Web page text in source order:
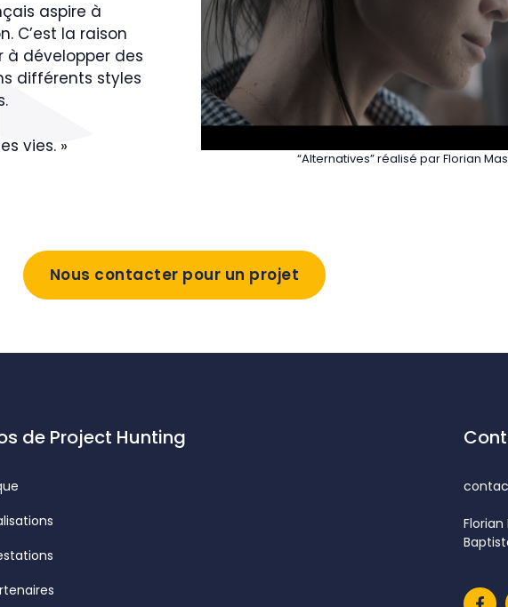
aspire à
C’est la raison
à développer des
différents styles
vies. »
“Alternatives” réalisé par Florian
Nous contacter pour un projet
de Project Hunting
Florian